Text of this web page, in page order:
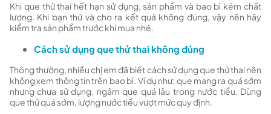
Khi que thử thai hết hạn sử dụng, sản phẩm và bao bì kém chất
lượng. Khi bạn thử và cho ra kết quả không đúng, vậy nên hãy
kiểm tra sản phẩm trước khi mua nhé.
Cách sử dụng que thử thai không đúng
Thông thường, nhiều chị em đã biết cách sử dụng que thử thai nên
không xem thông tin trên bao bì. Ví dụ như: que mang ra quá sớm
nhưng chưa sử dụng, ngâm que quá lâu trong nước tiểu. Dùng
que thử quá sớm, lượng nước tiểu vượt mức quy định.